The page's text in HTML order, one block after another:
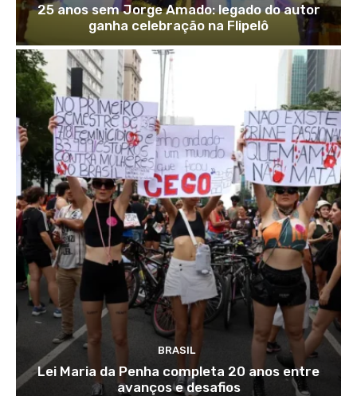
25 anos sem Jorge Amado: legado do autor
ganha celebração na Flipelô
BRASIL
Lei Maria da Penha completa 20 anos entre
avanços e desafios